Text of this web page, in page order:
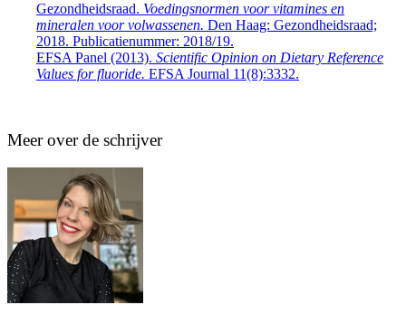
Gezondheidsraad. Voedingsnormen voor vitamines en
mineralen voor volwassenen. Den Haag: Gezondheidsraad;
2018. Publicatienummer: 2018/19.
EFSA Panel (2013). Scientific Opinion on Dietary Reference
Values for fluoride. EFSA Journal 11(8):3332.
Meer over de schrijver